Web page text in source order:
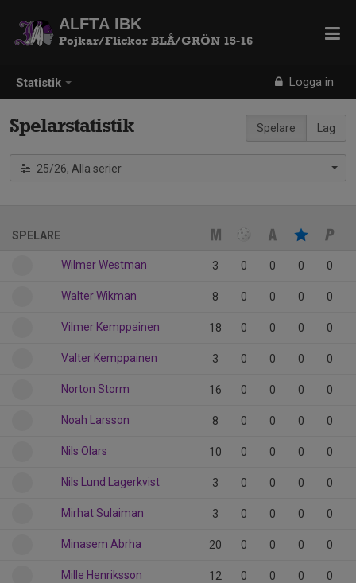
Statistik Logga in
ALFTA IBK
Pojkar/Flickor BLÅ/GRÖN 15-16
Spelare Lag
Spelarstatistik
25/26, Alla serier
SPELARE
Wilmer Westman 3 0 0 0 0
Walter Wikman 8 0 0 0 0
Vilmer Kemppainen 18 0 0 0 0
Valter Kemppainen 3 0 0 0 0
Norton Storm 16 0 0 0 0
Noah Larsson 8 0 0 0 0
Nils Olars 10 0 0 0 0
Nils Lund Lagerkvist 3 0 0 0 0
Mirhat Sulaiman 3 0 0 0 0
Minasem Abrha 20 0 0 0 0
Mille Henriksson 12 0 0 0 0